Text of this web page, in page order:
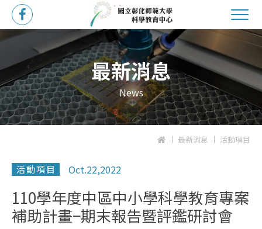
最新消息
News
最新消息 活動項目
活動項目 Oct.22,2022
110學年度中區中小學科學教育專案
補助計畫−期末報告暨評鑑研討會